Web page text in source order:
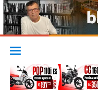
Skip
content